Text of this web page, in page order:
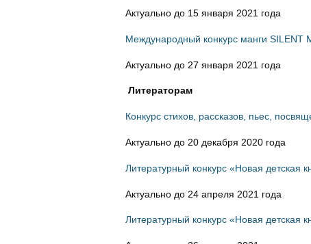
Актуально до 15 января 2021 года
Международный конкурс манги SILENT
Актуально до 27 января 2021 года
Литераторам
Конкурс стихов, рассказов, пьес,
Актуально до 20 декабря 2020 года
Литературный конкурс «Новая детская
Актуально до 24 апреля 2021 года
Литературный конкурс «Новая детская